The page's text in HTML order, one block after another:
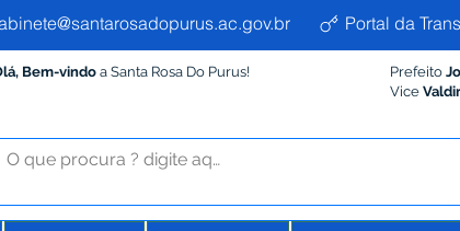
Portal da
Bem-vindoa Santa Rosa Do Purus! Prefeito
Vice